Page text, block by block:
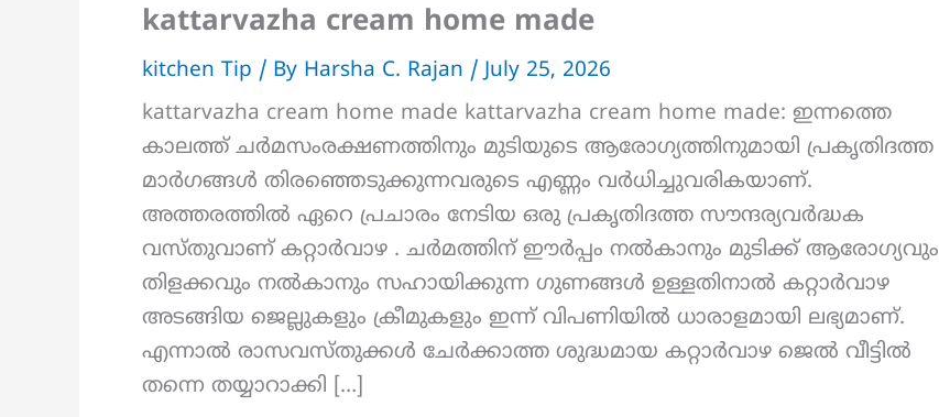
kattarvazha cream home made
kitchen Tip / By Harsha C. Rajan / July 25, 2026
kattarvazha cream home made kattarvazha cream home made: ഇന്നത്തെ
കാലത്ത് ചർമസംരക്ഷണത്തിനും മുടിയുടെ ആരോഗ്യത്തിനുമായി പ്രകൃതിദത്ത
മാർഗങ്ങൾ തിരഞ്ഞെടുക്കുന്നവരുടെ എണ്ണം വർധിച്ചുവരികയാണ്.
അത്തരത്തിൽ ഏറെ പ്രചാരം നേടിയ ഒരു പ്രകൃതിദത്ത സൗന്ദര്യവർദ്ധക
വസ്തുവാണ് കറ്റാർവാഴ . ചർമത്തിന് ഈർപ്പം നൽകാനും മുടിക്ക് ആരോഗ്യവും
തിളക്കവും നൽകാനും സഹായിക്കുന്ന ഗുണങ്ങൾ ഉള്ളതിനാൽ കറ്റാർവാഴ
അടങ്ങിയ ജെല്ലുകളും ക്രീമുകളും ഇന്ന് വിപണിയിൽ ധാരാളമായി ലഭ്യമാണ്.
എന്നാൽ രാസവസ്തുക്കൾ ചേർക്കാത്ത ശുദ്ധമായ കറ്റാർവാഴ ജെൽ വീട്ടിൽ
തന്നെ തയ്യാറാക്കി […]